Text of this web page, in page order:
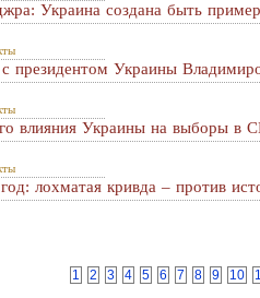
Украина создана быть
президентом Украины
влияния Украины на выборы в
лохматая кривда – против
1
2 3 4 5 6 7 8 9 10